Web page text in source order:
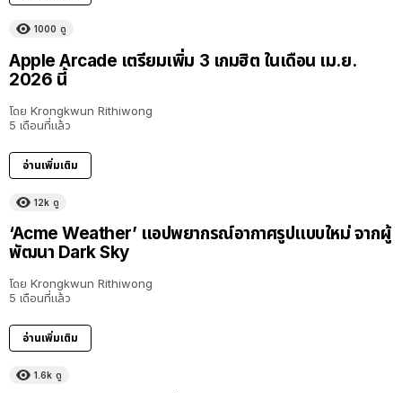
1000 ดู
Apple Arcade เตรียมเพิ่ม 3 เกมฮิต ในเดือน เม.ย.
2026 นี้
โดย Krongkwun Rithiwong
5 เดือนที่แล้ว
อ่านเพิ่มเติม
12k ดู
‘Acme Weather’ แอปพยากรณ์อากาศรูปแบบใหม่ จากผู้
พัฒนา Dark Sky
โดย Krongkwun Rithiwong
5 เดือนที่แล้ว
อ่านเพิ่มเติม
1.6k ดู